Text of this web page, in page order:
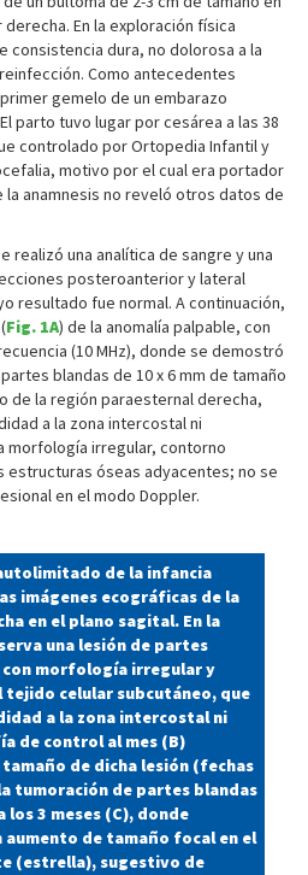
En la exploración física
consistencia dura, no dolorosa a la
Como antecedentes
gemelo de un embarazo
parto tuvo lugar por cesárea a las 38
controlado por Ortopedia Infantil y
motivo por el cual era portador
anamnesis no reveló otros datos de
realizó una analítica de sangre y una
posteroanterior y lateral
resultado fue normal. A continuación,
Fig. 1A) de la anomalía palpable, con
(10 MHz), donde se demostró
blandas de 10 x 6 mm de tamaño
de la región paraesternal derecha,
a la zona intercostal ni
morfología irregular, contorno
estructuras óseas adyacentes; no se
en el modo Doppler.
de la infancia
imágenes ecográficas de la
en el plano sagital. En la
una lesión de partes
con morfología irregular y
celular subcutáneo, que
a la zona intercostal ni
de control al mes (B)
de dicha lesión (fechas
tumoración de partes blandas
3 meses (C), donde
de tamaño focal en el
(estrella), sugestivo de